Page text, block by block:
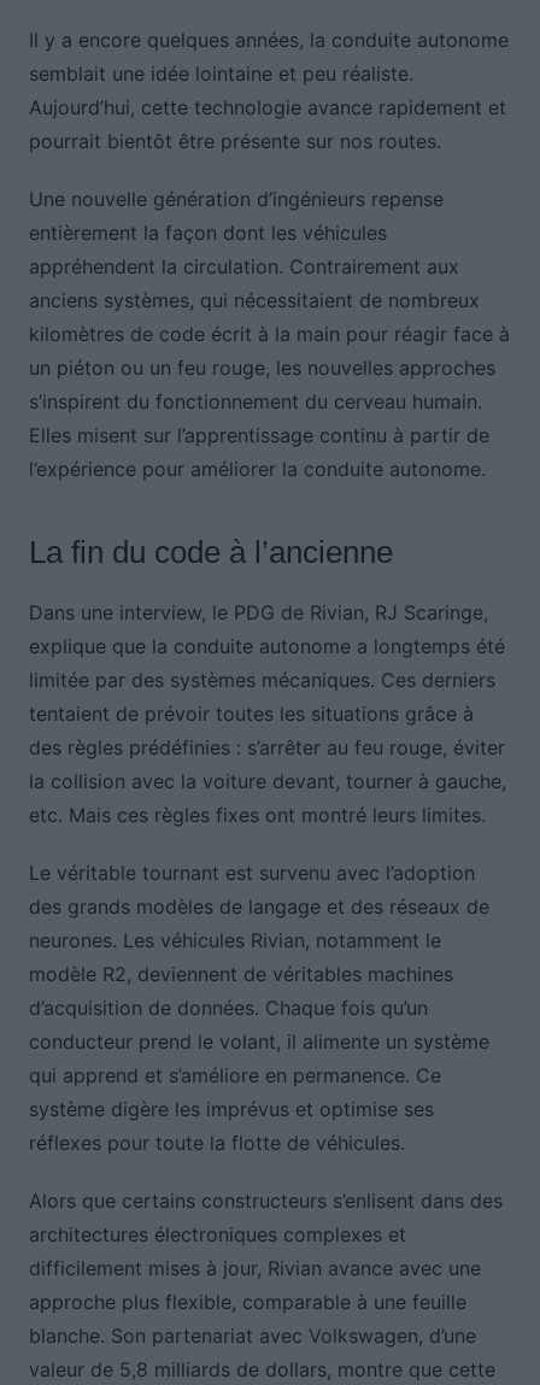
Il y a encore quelques années, la conduite autonome
semblait une idée lointaine et peu réaliste.
Aujourd’hui, cette technologie avance rapidement et
pourrait bientôt être présente sur nos routes.
Une nouvelle génération d’ingénieurs repense
entièrement la façon dont les véhicules
appréhendent la circulation. Contrairement aux
anciens systèmes, qui nécessitaient de nombreux
kilomètres de code écrit à la main pour réagir face à
un piéton ou un feu rouge, les nouvelles approches
s’inspirent du fonctionnement du cerveau humain.
Elles misent sur l’apprentissage continu à partir de
l’expérience pour améliorer la conduite autonome.
La fin du code à l’ancienne
Dans une interview, le PDG de Rivian, RJ Scaringe,
explique que la conduite autonome a longtemps été
limitée par des systèmes mécaniques. Ces derniers
tentaient de prévoir toutes les situations grâce à
des règles prédéfinies : s’arrêter au feu rouge, éviter
la collision avec la voiture devant, tourner à gauche,
etc. Mais ces règles fixes ont montré leurs limites.
Le véritable tournant est survenu avec l’adoption
des grands modèles de langage et des réseaux de
neurones. Les véhicules Rivian, notamment le
modèle R2, deviennent de véritables machines
d’acquisition de données. Chaque fois qu’un
conducteur prend le volant, il alimente un système
qui apprend et s’améliore en permanence. Ce
système digère les imprévus et optimise ses
réflexes pour toute la flotte de véhicules.
Alors que certains constructeurs s’enlisent dans des
architectures électroniques complexes et
difficilement mises à jour, Rivian avance avec une
approche plus flexible, comparable à une feuille
blanche. Son partenariat avec Volkswagen, d’une
valeur de 5,8 milliards de dollars, montre que cette